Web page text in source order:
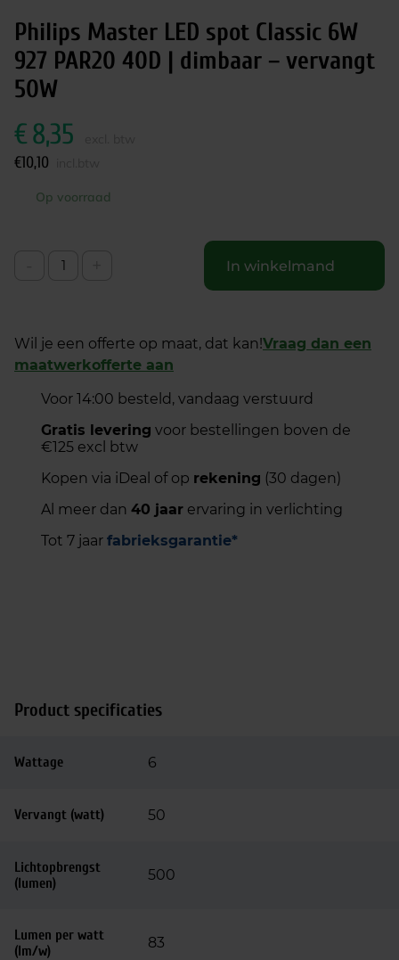
Philips Master LED spot Classic 6W
927 PAR20 40D | dimbaar – vervangt
50W
€8,35
€10,10
Op voorraad
In winkelmand
Wil je een offerte op maat, dat kan!Vraag dan een
maatwerkofferte aan
Voor 14:00 besteld, vandaag verstuurd
Gratis levering voor bestellingen boven de
€125 excl btw
Kopen via iDeal of op rekening (30 dagen)
Al meer dan 40 jaar ervaring in verlichting
Tot 7 jaar fabrieksgarantie*
Product specificaties
Wattage 6
Vervangt (watt) 50
Lichtopbrengst
(lumen)
500
Lumen per watt
(lm/w)
83